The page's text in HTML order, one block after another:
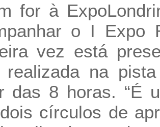
for à
o I Expo
vez está
realizada na
das 8 horas. “É
círculos de